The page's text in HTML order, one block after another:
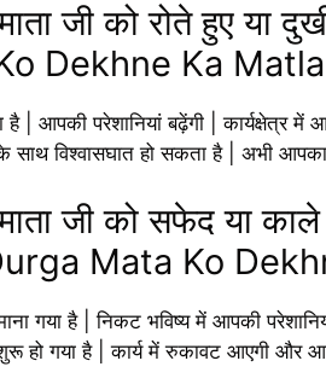
जी को रोते हुए
Dekhne Ka
| आपकी परेशानियां बढ़ेंगी | कार्यक्षेत्र में
साथ विश्वासघात हो सकता है | अभी
माता जी को सफेद या
Mata Ko
गया है | निकट भविष्य में आपकी
हो गया है | कार्य में रुकावट आएगी और